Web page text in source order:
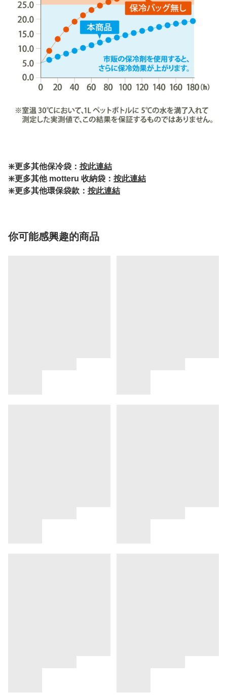
❇️更多其他保冷袋： 按此連結
❇️更多其他 motteru 收納袋： 按此連結
❇️更多其他環保袋款： 按此連結
你可能感興趣的商品